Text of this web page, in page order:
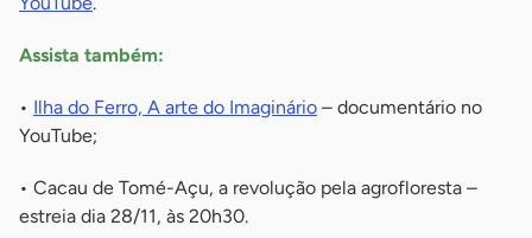
Assista também:
• Ilha do Ferro, A arte do Imaginário – documentário no
YouTube;
• Cacau de Tomé-Açu, a revolução pela agrofloresta –
estreia dia 28/11, às 20h30.